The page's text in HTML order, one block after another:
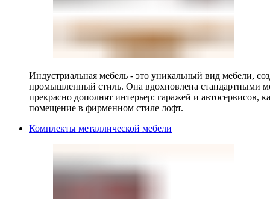
Индустриальная мебель - это уникальный вид мебели,
промышленный стиль. Она вдохновлена стандартными
прекрасно дополнят интерьер: гаражей и автосервисов,
помещение в фирменном стиле лофт.
Комплекты металлической мебели